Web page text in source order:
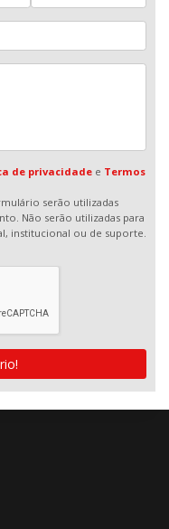
de privacidadee Termos
serão utilizadas
Não serão utilizadas para
institucional ou de suporte.